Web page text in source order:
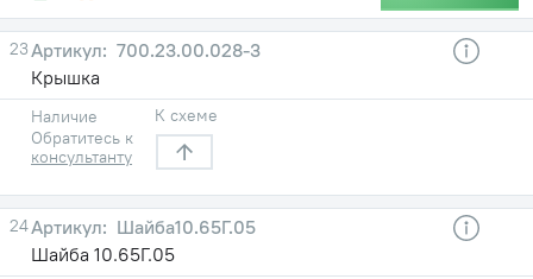
23
700.23.00.028-3
Крышка
Наличие
Обратитесь к
консультанту
К схеме
24
Шайба10.65Г.05
Шайба 10.65Г.05